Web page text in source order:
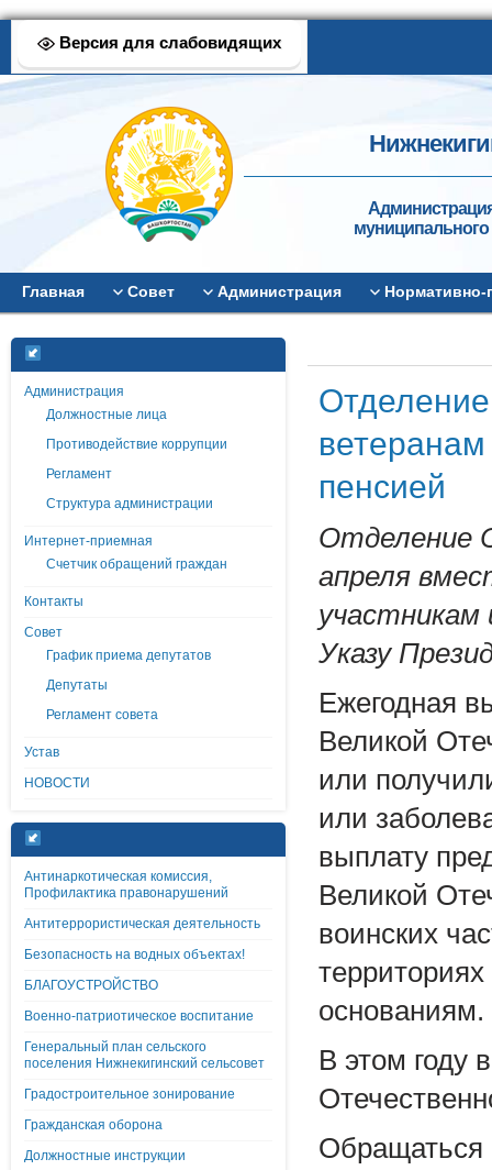
Версия для слабовидящих
муниципального
Главная Совет Администрация
Администрация
Должностные лица
Противодействие коррупции
Регламент
Структура администрации
Интернет-приемная
Счетчик обращений граждан
Контакты
Совет
График приема депутатов
Депутаты
Регламент совета
Устав
НОВОСТИ
Антинаркотическая комиссия,
Профилактика правонарушений
Антитеррористическая деятельность
Безопасность на водных объектах!
БЛАГОУСТРОЙСТВО
Военно-патриотическое воспитание
Генеральный план сельского
поселения Нижнекигинский сельсовет
Градостроительное зонирование
Гражданская оборона
Должностные инструкции
пенсией
Отделение
апреля
участникам
Указу
Ежегодная
Великой
или
или
выплату
Великой
воинских
основаниям.
В этом году
Обращаться